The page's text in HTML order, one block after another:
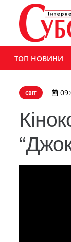
ТОП НОВИНИ
СВІТ